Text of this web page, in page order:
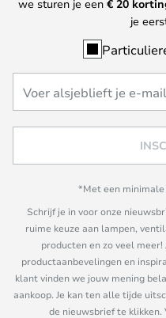
we sturen je een € 20
je
*Met een
Schrijf je in voor onze
ruime keuze aan lampen,
producten en zo veel
productaanbevelingen en
klant vinden we jouw mening
aankoop. Je kan ten alle tijde
de nieuwsbrief te klikken.